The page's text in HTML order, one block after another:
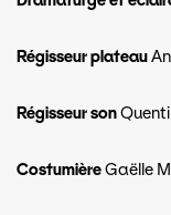
Régisseur plateau
Régisseur son
CostumièreGaëlle